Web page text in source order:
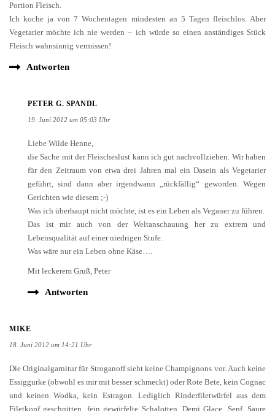
Portion Fleisch.
Ich koche ja von 7 Wochentagen mindesten an 5 Tagen fleischlos. Aber
Vegetarier möchte ich nie werden – ich würde so einen anständiges Stück
Fleisch wahnsinnig vermissen!
Antworten
PETER G. SPANDL
19. Juni 2012 um 05:03 Uhr
Liebe Wilde Henne,
die Sache mit der Fleischeslust kann ich gut nachvollziehen. Wir haben
für den Zeitraum von etwa drei Jahren mal ein Dasein als Vegetarier
geführt, sind dann aber irgendwann „rückfällig“ geworden. Wegen
Gerichten wie diesem ;-)
Was ich überhaupt nicht möchte, ist es ein Leben als Veganer zu führen.
Das ist mir auch von der Weltanschauung her zu extrem und
Lebensqualität auf einer niedrigen Stufe.
Was wäre nur ein Leben ohne Käse….
Mit leckerem Gruß, Peter
Antworten
MIKE
18. Juni 2012 um 14:21 Uhr
Die Originalgarnitur für Stroganoff sieht keine Champignons vor. Auch keine
Essiggurke (obwohl es mir mit besser schmeckt) oder Rote Bete, kein Cognac
und keinen Wodka, kein Estragon. Lediglich Rinderfiletwürfel aus dem
Filetkopf geschnitten, fein gewürfelte Schalotten, Demi Glace, Senf, Saure